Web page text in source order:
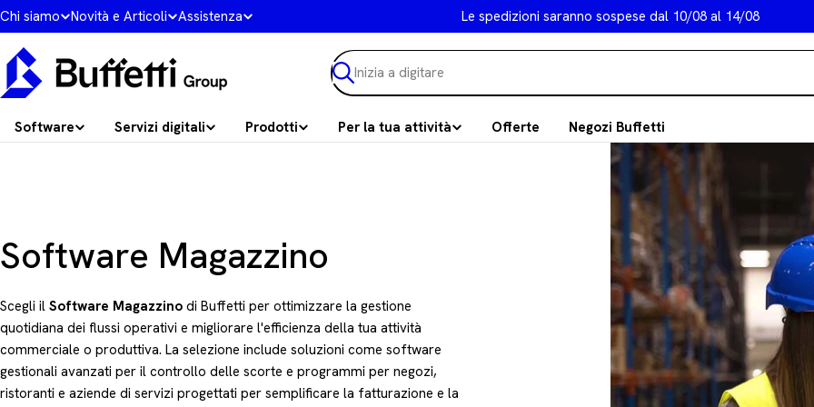
Vai
al
contenuto
Chi siamo Novità e Articoli Assistenza Le spedizioni saranno sospese dal 10/08 al 14/08
Ricerca
Software Servizi digitali Prodotti Per la tua attività Offerte Negozi Buffetti
C
o
l
l
Software Magazzino
Scegli il Software Magazzino di Buffetti per ottimizzare la gestione
quotidiana dei flussi operativi e migliorare l'efficienza della tua attività
commerciale o produttiva. La selezione include soluzioni come software
gestionali avanzati per il controllo delle scorte e programmi per negozi,
ristoranti e aziende di servizi progettati per semplificare la fatturazione e la